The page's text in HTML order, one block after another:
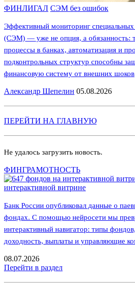
ФИНЛИГАЛ СЭМ без ошибок
Эффективный мониторинг
(СЭМ) — уже не опция, а обязанность:
процессы в банках, автоматизация и
подконтрольных структур способны
финансовую систему от внешних шоков
Александр Шепелин 05.08.2026
ПЕРЕЙТИ НА ГЛАВНУЮ
Не удалось загрузить новость.
ФИНГРАМОТНОСТЬ
интерактивной витрине
Банк России опубликовал данные о
фондах. С помощью нейросети мы
интерактивный навигатор: типы
доходность, выплаты и управляющие
08.07.2026
Перейти в раздел